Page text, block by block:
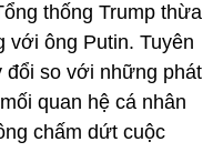
thống Trump thừa
với ông Putin. Tuyên
đổi so với những phát
quan hệ cá nhân
chấm dứt cuộc